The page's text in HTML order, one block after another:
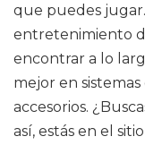
que puedes
entretenimiento
encontrar a lo
mejor en
accesorios.
así, estás en el